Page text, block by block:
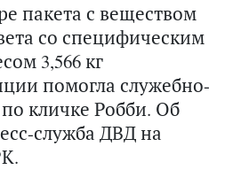
пакета с веществом
со специфическим
3,566 кг
помогла служебно-
кличке Робби. Об
служба ДВД на